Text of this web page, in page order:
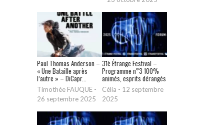
Paul Thomas Anderson –
« Une Bataille après
l’autre » – DiCapr...
Timothée FAUQUE -
26 septembre 2025
31è Étrange Festival –
Programme n°3 100%
animés, esprits dérangés
Célia - 12 septembre
2025